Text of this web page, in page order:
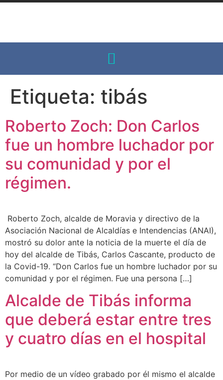
Etiqueta: tibás
Roberto Zoch: Don Carlos
fue un hombre luchador por
su comunidad y por el
régimen.
Roberto Zoch, alcalde de Moravia y directivo de la
Asociación Nacional de Alcaldías e Intendencias (ANAI),
mostró su dolor ante la noticia de la muerte el día de
hoy del alcalde de Tibás, Carlos Cascante, producto de
la Covid-19. “Don Carlos fue un hombre luchador por su
comunidad y por el régimen. Fue una persona […]
Alcalde de Tibás informa
que deberá estar entre tres
y cuatro días en el hospital
Por medio de un vídeo grabado por él mismo el alcalde